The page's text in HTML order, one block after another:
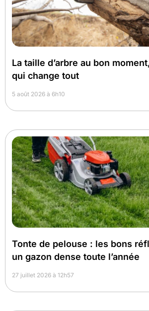
La taille d’arbre au bon
qui change tout
5 août 2026 à 6h10
Tonte de pelouse : les bons
un gazon dense toute l’année
27 juillet 2026 à 12h57